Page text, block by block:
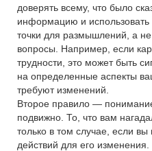
доверять всему, что было
информацию и использовать
точки для размышлений, а не
вопросы. Например, если
трудности, это может быть
на определенные аспекты
требуют изменений.
Второе правило —
подвижно. То, что вам
только в том случае, если
действий для его